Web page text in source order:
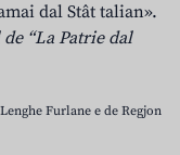
dal Stât talian».
“La Patrie dal
Furlane e de Regjon